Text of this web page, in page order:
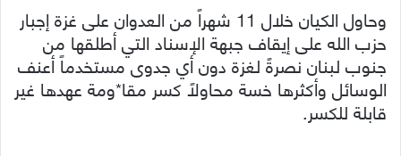
وحاول الكيان خلال 11 شهراً من العدوان على غزة إجبار
حزب الله على إيقاف جبهة الإسناد التي أطلقها من
جنوب لبنان نصرةً لغزة دون أي جدوى مستخدماً أعنف
الوسائل وأكثرها خسة محاولاً كسر مقا*ومة عهدها غير
قابلة للكسر.